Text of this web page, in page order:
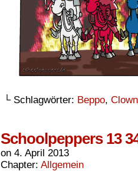
└ Schlagwörter: Beppo, Clown
Schoolpeppers 13
on 4. April 2013
Chapter: Allgemein